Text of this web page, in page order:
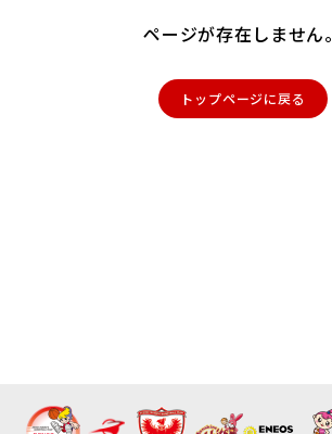
ページが存在しません。
トップページに戻る